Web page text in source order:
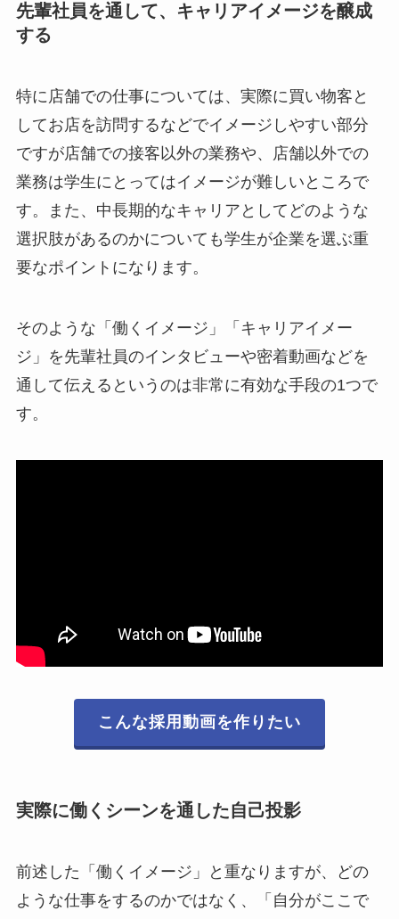
先輩社員を通して、キャリアイメージを醸成
する
特に店舗での仕事については、実際に買い物客と
してお店を訪問するなどでイメージしやすい部分
ですが店舗での接客以外の業務や、店舗以外での
業務は学生にとってはイメージが難しいところで
す。また、中長期的なキャリアとしてどのような
選択肢があるのかについても学生が企業を選ぶ重
要なポイントになります。
そのような「働くイメージ」「キャリアイメー
ジ」を先輩社員のインタビューや密着動画などを
通して伝えるというのは非常に有効な手段の1つで
す。
こんな採用動画を作りたい
実際に働くシーンを通した自己投影
前述した「働くイメージ」と重なりますが、どの
ような仕事をするのかではなく、「自分がここで